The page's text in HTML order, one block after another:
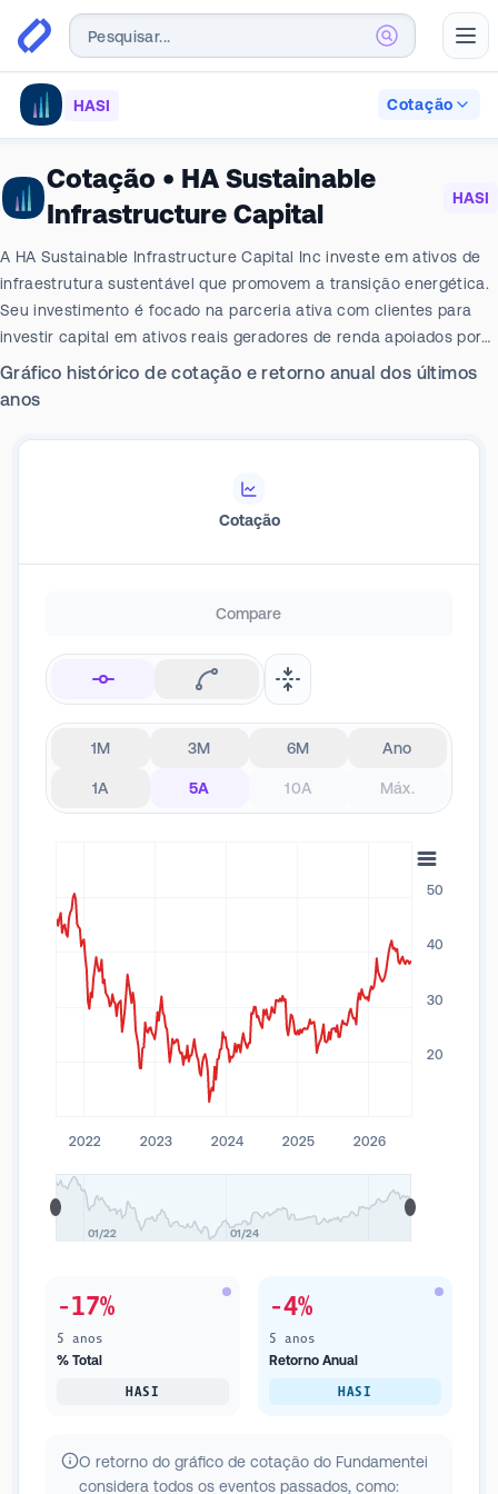
HASI Cotação
Cotação • HA Sustainable
Infrastructure Capital
HASI
A HA Sustainable Infrastructure Capital Inc investe em ativos de
infraestrutura sustentável que promovem a transição energética.
Seu investimento é focado na parceria ativa com clientes para
investir capital em ativos reais geradores de renda apoiados por
fluxos de caixa recorrentes de longo prazo. Isso gerou retornos
Gráfico histórico de cotação e retorno anual dos últimos
anos
Cotação
1M 3M 6M Ano
1A 5A 10A Máx.
Compare
2022 2023 2024 2025 2026
01/22 01/24
20
30
40
50
-17%
5 anos
% Total
HASI
-4%
5 anos
Retorno Anual
HASI
O retorno do gráfico de cotação do Fundamentei
considera todos os eventos passados, como: